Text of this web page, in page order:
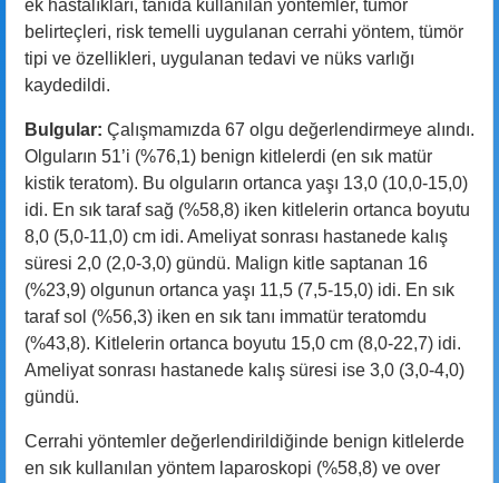
ek hastalıkları, tanıda kullanılan yöntemler, tümör
belirteçleri, risk temelli uygulanan cerrahi yöntem, tümör
tipi ve özellikleri, uygulanan tedavi ve nüks varlığı
kaydedildi.
Bulgular: Çalışmamızda 67 olgu değerlendirmeye alındı.
Olguların 51’i (%76,1) benign kitlelerdi (en sık matür
kistik teratom). Bu olguların ortanca yaşı 13,0 (10,0-15,0)
idi. En sık taraf sağ (%58,8) iken kitlelerin ortanca boyutu
8,0 (5,0-11,0) cm idi. Ameliyat sonrası hastanede kalış
süresi 2,0 (2,0-3,0) gündü. Malign kitle saptanan 16
(%23,9) olgunun ortanca yaşı 11,5 (7,5-15,0) idi. En sık
taraf sol (%56,3) iken en sık tanı immatür teratomdu
(%43,8). Kitlelerin ortanca boyutu 15,0 cm (8,0-22,7) idi.
Ameliyat sonrası hastanede kalış süresi ise 3,0 (3,0-4,0)
gündü.
Cerrahi yöntemler değerlendirildiğinde benign kitlelerde
en sık kullanılan yöntem laparoskopi (%58,8) ve over